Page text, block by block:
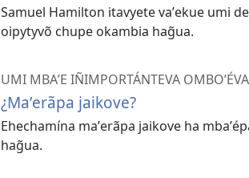
Samuel Hamilton itavyete vaʼekue umi
oipytyvõ chupe okambia hag̃ua.
UMI MBAʼE IÑIMPORTÁNTEVA
¿Maʼerãpa jaikove?
Ehechamína maʼerãpa jaikove ha
hag̃ua.